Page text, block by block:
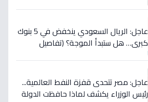
عاجل: الريال السعودي ينخفض في 5 بنوك
كبرى… هل ستبدأ الموجة؟ (تفاصيل
عاجل: مصر تتحدى قفزة النفط العالمية...
رئيس الوزراء يكشف لماذا حافظت الدولة